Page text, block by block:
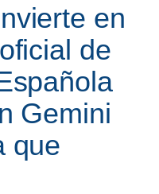
en
de
Gemini
que